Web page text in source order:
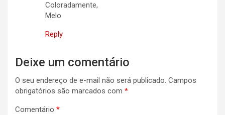
Coloradamente,
Melo
Reply
Deixe um comentário
O seu endereço de e-mail não será publicado. Campos
obrigatórios são marcados com *
Comentário *